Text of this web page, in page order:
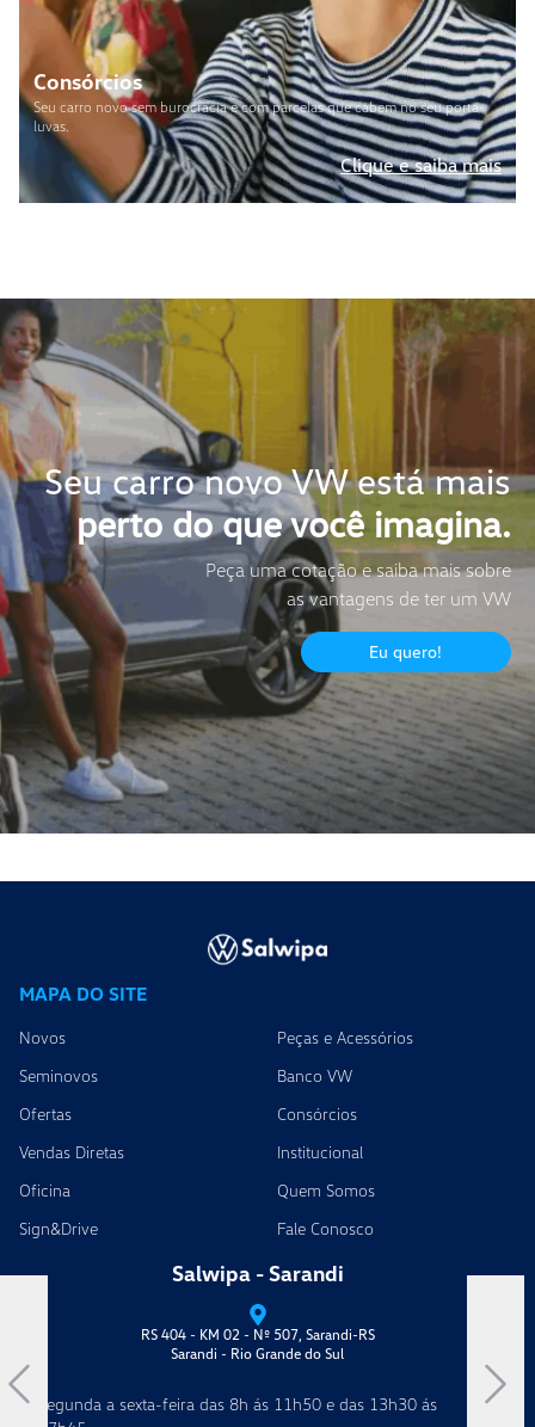
Consórcios
Seu carro novo sem burocracia e com parcelas que cabem no seu porta-
luvas.
Clique e saiba mais
Seu carro novo VW está mais
perto do que você imagina.
Peça uma cotação e saiba mais sobre
as vantagens de ter um VW
Eu quero!
MAPA DO SITE
Novos
Seminovos
Ofertas
Vendas Diretas
Oficina
Sign&Drive
Peças e Acessórios
Banco VW
Consórcios
Institucional
Quem Somos
Fale Conosco
e das 13h30 ás
Salwipa -
Av. Flores da Cunha, 3705, Bairro
Segunda a sexta-feira das 8h ás 11h50 e
17h45